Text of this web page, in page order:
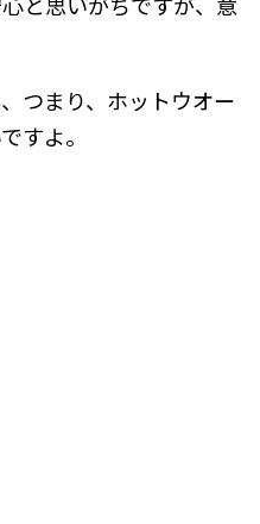
つまり、ホットウオー
すよ。